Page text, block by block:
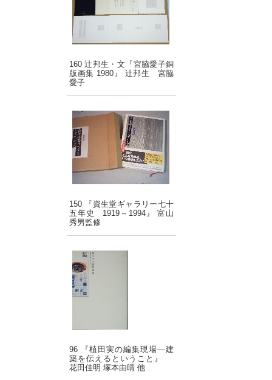
160 辻邦生・文『宮脇愛子銅
版画集 1980』 辻邦生 宮脇
愛子
150 『資生堂ギャラリー七十
五年史 1919～1994』 富山
秀男監修
96 『植田実の編集現場―建
築を伝えるということ』
花田佳明 塚本由晴 他